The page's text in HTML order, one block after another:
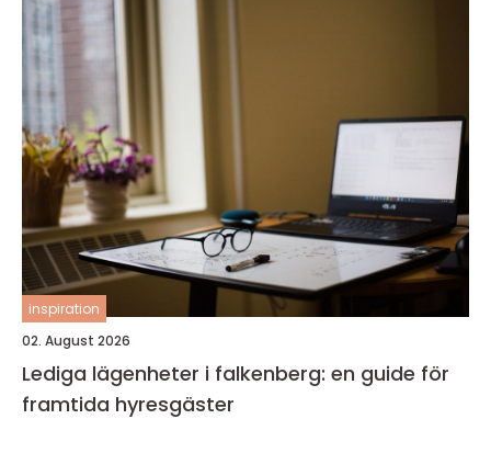
inspiration
02. August 2026
Lediga lägenheter i falkenberg: en guide för
framtida hyresgäster